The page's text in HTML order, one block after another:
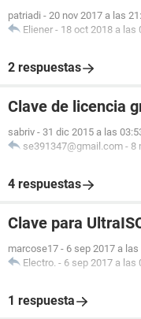
patriadi - 20 nov 2017 a las
Eliener - 18 oct 2018 a las
2 respuestas
Clave de licencia
sabriv - 31 dic 2015 a las
se391347@gmail.com - 8
4 respuestas
Clave para
marcose17 - 6 sep 2017 a las
Electro. - 6 sep 2017 a las
1 respuesta